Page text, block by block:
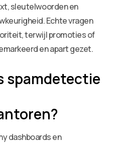
sleutelwoorden en
Echte vragen
terwijl promoties of
en apart gezet.
spamdetectie
dashboards en